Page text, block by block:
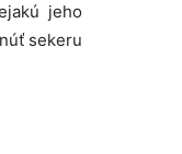
jeho
sekeru